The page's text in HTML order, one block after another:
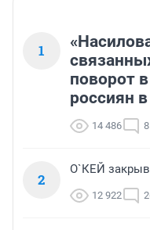
1
поворот
россиян
14 486 8
2
О`КЕЙ
12 922